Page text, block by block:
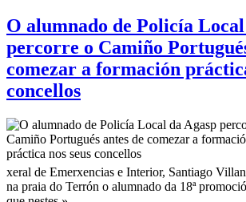
O alumnado de Policía
percorre o Camiño
comezar a formación
concellos
xeral de Emerxencias e Interior, Santiago
na praia do Terrón o alumnado da 18ª